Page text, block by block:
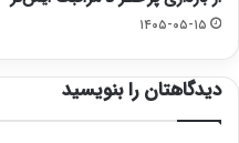
۱۴۰۵-۰۵-۱۵
دیدگاهتان را بنویسید